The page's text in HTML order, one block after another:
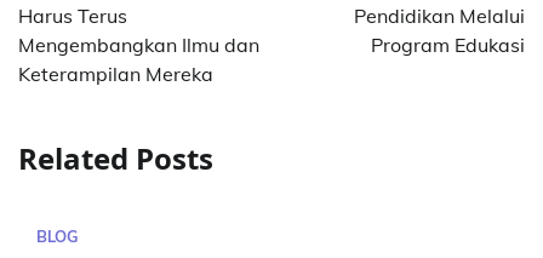
Harus Terus
Mengembangkan Ilmu dan
Keterampilan Mereka
Pendidikan Melalui
Program Edukasi
Related Posts
BLOG